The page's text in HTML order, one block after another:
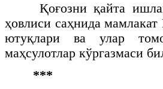
Қоғозни қайта
ҳовлиси саҳнида
ютуқлари ва улар
маҳсулотлар кўргазмаси
***